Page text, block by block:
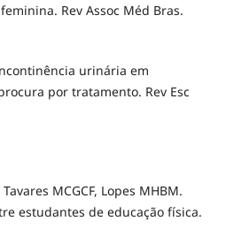
Rev Assoc Méd Bras.
urinária em
por tratamento. Rev Esc
MCGCF, Lopes MHBM.
estudantes de educação física.